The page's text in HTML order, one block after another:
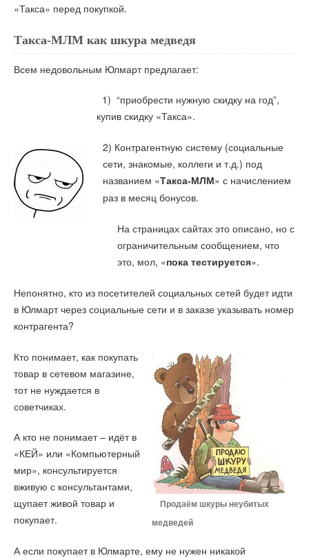
«Такса» перед покупкой.
Такса-МЛМ как шкура медведя
Всем недовольным Юлмарт предлагает:
1) “приобрести нужную скидку на год”,
купив скидку «Такса».
2) Контрагентную систему (социальные
сети, знакомые, коллеги и т.д.) под
названием «Такса-МЛМ» с начислением
раз в месяц бонусов.
На страницах сайтах это описано, но с
ограничительным сообщением, что
это, мол, «пока тестируется».
Непонятно, кто из посетителей социальных сетей будет идти
в Юлмарт через социальные сети и в заказе указывать номер
контрагента?
Продаём шкуры неубитых
медведей
Кто понимает, как покупать
товар в сетевом магазине,
тот не нуждается в
советчиках.
А кто не понимает – идёт в
«КЕЙ» или «Компьютерный
мир», консультируется
вживую с консультантами,
щупает живой товар и
покупает.
А если покупает в Юлмарте, ему не нужен никакой